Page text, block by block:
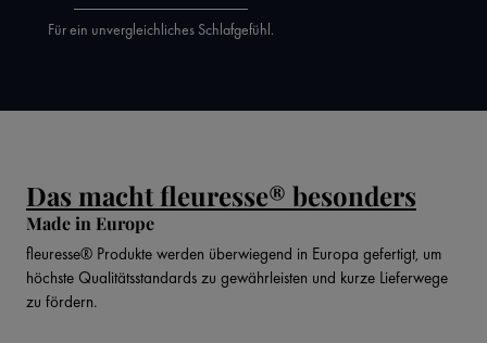
Für ein unvergleichliches Schlafgefühl.
Das macht fleuresse® besonders
Made in Europe
fleuresse® Produkte werden überwiegend in Europa gefertigt, um
höchste Qualitätsstandards zu gewährleisten und kurze Lieferwege
zu fördern.